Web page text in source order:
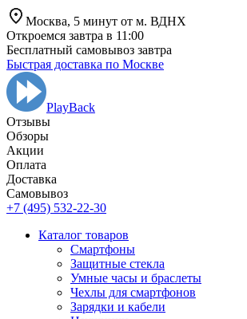
Москва, 5 минут от м. ВДНХ
Откроемся завтра в 11:00
Бесплатный самовывоз завтра
Быстрая доставка по Москве
PlayBack
Отзывы
Обзоры
Aкции
Оплата
Доставка
Самовывоз
+7 (495) 532-22-30
Каталог товаров
Смартфоны
Защитные стекла
Умные часы и браслеты
Чехлы для смартфонов
Зарядки и кабели